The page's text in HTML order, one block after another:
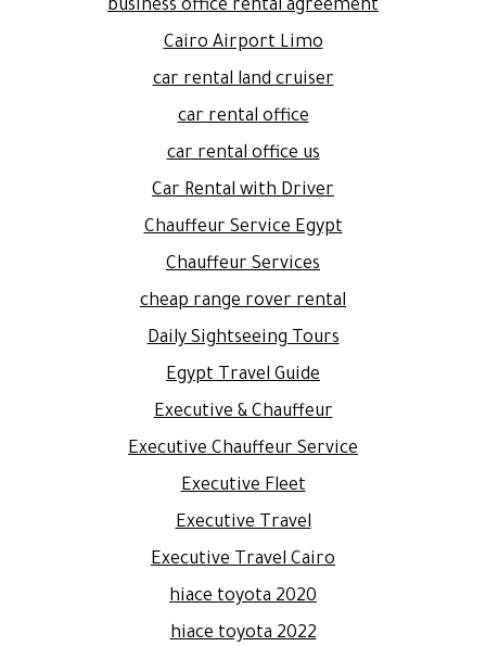
business office rental agreement
Cairo Airport Limo
car rental land cruiser
car rental office
car rental office us
Car Rental with Driver
Chauffeur Service Egypt
Chauffeur Services
cheap range rover rental
Daily Sightseeing Tours
Egypt Travel Guide
Executive & Chauffeur
Executive Chauffeur Service
Executive Fleet
Executive Travel
Executive Travel Cairo
hiace toyota 2020
hiace toyota 2022